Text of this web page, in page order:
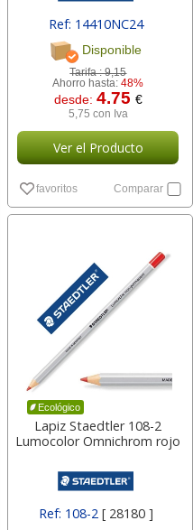
Ref: 14410NC24
Disponible
Tarifa :9,15
Ahorro hasta:48%
desde: 4.75 €
5,75 con Iva
Ver el Producto
favoritos Comparar
Ecológico
Lapiz Staedtler 108-2
Lumocolor Omnichrom rojo
Ref: 108-2 [ 28180 ]